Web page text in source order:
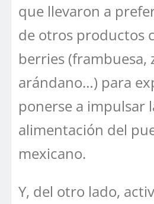
que llevaron a
de otros productos
berries (frambuesa,
arándano…) para
ponerse a impulsar
alimentación del
mexicano.
Y, del otro lado,